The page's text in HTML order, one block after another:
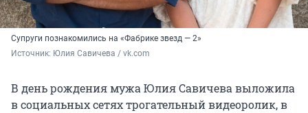
Супруги познакомились на «Фабрике звезд — 2»
Источник: Юлия Савичева / vk.com
В день рождения мужа Юлия Савичева выложила
в социальных сетях трогательный видеоролик, в